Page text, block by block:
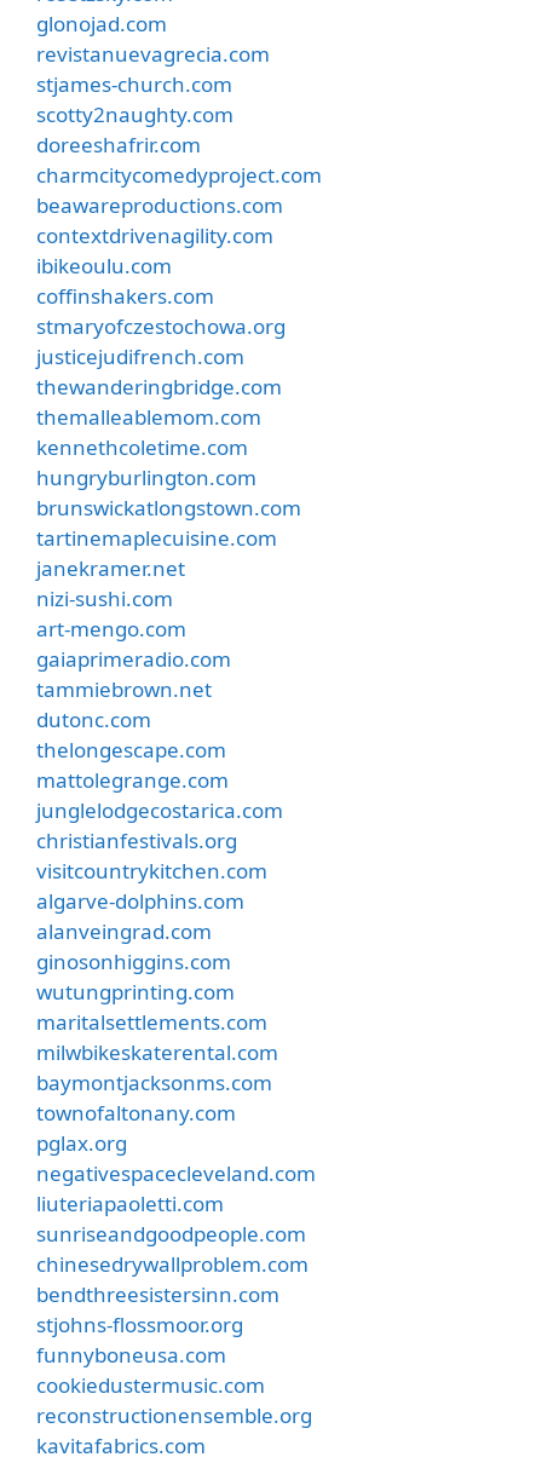
glonojad.com
revistanuevagrecia.com
stjames-church.com
scotty2naughty.com
doreeshafrir.com
charmcitycomedyproject.com
beawareproductions.com
contextdrivenagility.com
ibikeoulu.com
coffinshakers.com
stmaryofczestochowa.org
justicejudifrench.com
thewanderingbridge.com
themalleablemom.com
kennethcoletime.com
hungryburlington.com
brunswickatlongstown.com
tartinemaplecuisine.com
janekramer.net
nizi-sushi.com
art-mengo.com
gaiaprimeradio.com
tammiebrown.net
dutonc.com
thelongescape.com
mattolegrange.com
junglelodgecostarica.com
christianfestivals.org
visitcountrykitchen.com
algarve-dolphins.com
alanveingrad.com
ginosonhiggins.com
wutungprinting.com
maritalsettlements.com
milwbikeskaterental.com
baymontjacksonms.com
townofaltonany.com
pglax.org
negativespacecleveland.com
liuteriapaoletti.com
sunriseandgoodpeople.com
chinesedrywallproblem.com
bendthreesistersinn.com
stjohns-flossmoor.org
funnyboneusa.com
cookiedustermusic.com
reconstructionensemble.org
kavitafabrics.com